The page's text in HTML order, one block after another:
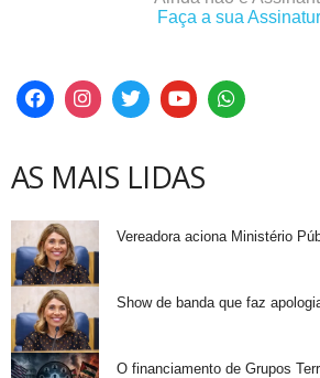
Faça a sua
AS MAIS LIDAS
Vereadora aciona Ministério
Show de banda que faz
O financiamento de Grupos